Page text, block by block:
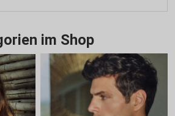
im Shop